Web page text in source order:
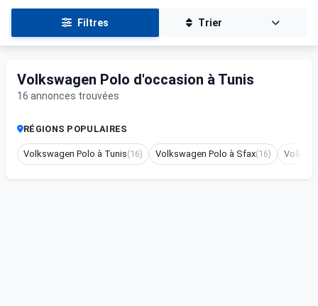
Filtres Trier
Volkswagen Polo d'occasion à Tunis
16 annonces trouvées
RÉGIONS POPULAIRES
Volkswagen Polo à Tunis(16) Volkswagen Polo à Sfax(16)